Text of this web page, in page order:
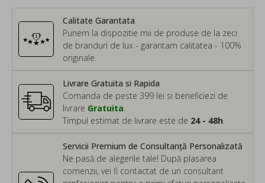
Calitate Garantata
Punem la dispozitie mii de produse de la zeci
de branduri de lux - garantam calitatea - 100%
originale.
Servicii Premium de Consultanță Personalizată
Ne pasă de alegerile tale! După plasarea
comenzii, vei fi contactat de un consultant
Livrare Gratuita si Rapida
Comanda de peste 399 lei si beneficiezi de
livrare Gratuita
Timpul estimat de livrare este de 24 - 48h